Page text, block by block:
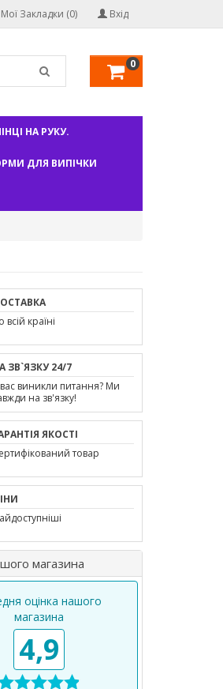
Вхід
Мої Закладки (0)
0
НА РУКУ.
ДЛЯ ВИПІЧКИ
всій країні
ЗВ`ЯЗКУ 24/7
виникли питання? Ми
на зв'язку!
ЯКОСТІ
товар
магазина
оцінка нашого
магазина
4,9